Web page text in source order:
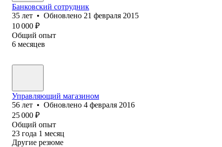
Банковский сотрудник
35 лет • Обновлено 21 февраля 2015
10 000 ₽
Общий опыт
6 месяцев
Управляющий магазином
56 лет • Обновлено 4 февраля 2016
25 000 ₽
Общий опыт
23 года 1 месяц
Другие резюме